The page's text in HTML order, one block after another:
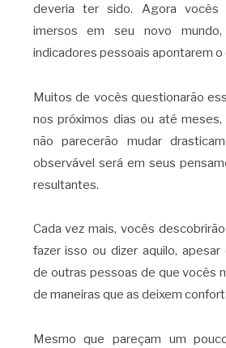
deveria ter sido. Agora vocês
imersos em seu novo
indicadores pessoais apontarem o
Muitos de vocês questionarão
nos próximos dias ou até meses,
não parecerão mudar
observável será em seus
resultantes.
Cada vez mais, vocês
fazer isso ou dizer aquilo, apesar
de outras pessoas de que vocês
de maneiras que as deixem
Mesmo que pareçam um